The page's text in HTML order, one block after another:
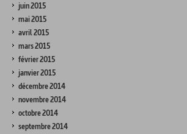
juin 2015
mai 2015
avril 2015
mars 2015
février 2015
janvier 2015
décembre 2014
novembre 2014
octobre 2014
septembre 2014